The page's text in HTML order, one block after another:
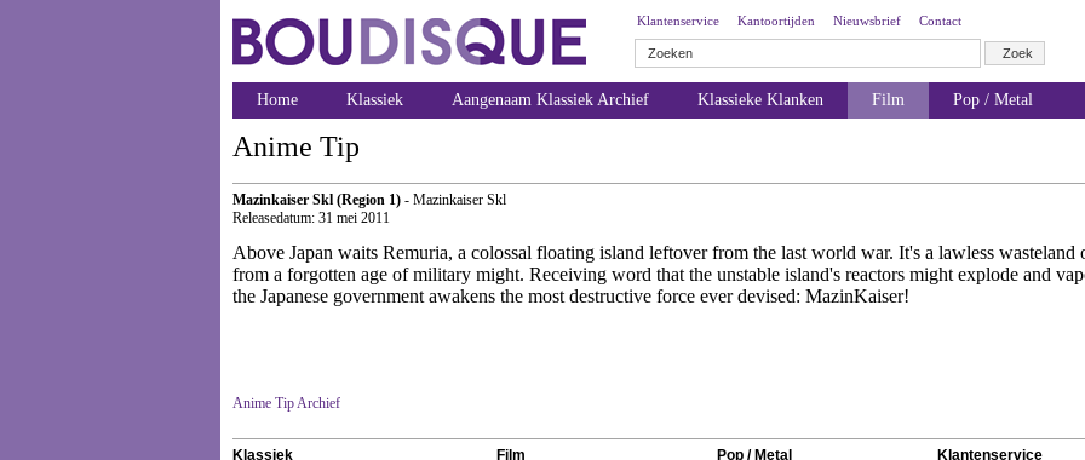
Klantenservice Kantoortijden Nieuwsbrief Contact
Home Klassiek Aangenaam Klassiek Archief Klassieke Klanken Film Pop / Metal
Anime Tip
Mazinkaiser Skl (Region 1) - Mazinkaiser Skl
Releasedatum: 31 mei 2011
Above Japan waits Remuria, a colossal floating island leftover from the last world war. It's a lawless wasteland
from a forgotten age of military might. Receiving word that the unstable island's reactors might explode and
the Japanese government awakens the most destructive force ever devised: MazinKaiser!
Anime Tip Archief
Klassiek
Film
Pop / Metal
Klantenservice